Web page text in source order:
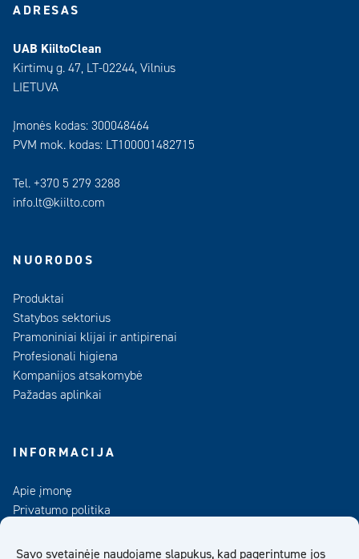
Savo svetainėje naudojame slapukus, kad pagerintume jos
ADRESAS
UAB KiiltoClean
Kirtimų g. 47, LT-02244, Vilnius
LIETUVA
Įmonės kodas: 300048464
PVM mok. kodas: LT100001482715
Tel. +370 5 279 3288
info.lt@kiilto.com
NUORODOS
Produktai
Statybos sektorius
Pramoniniai klijai ir antipirenai
Profesionali higiena
Kompanijos atsakomybė
Pažadas aplinkai
INFORMACIJA
Apie įmonę
Privatumo politika
Duomenų bankas